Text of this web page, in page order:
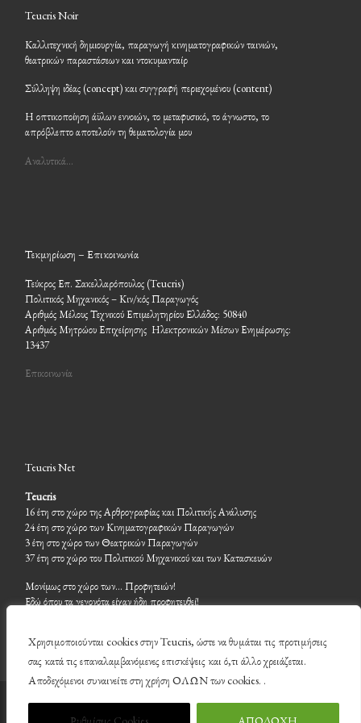
Χρησιμοποιούνται cookies στην Teucris, ώστε να θυμάται τις προτιμήσεις
σας κατά τις επαναλαμβανόμενες επισκέψεις και ό,τι άλλο χρειάζεται.
Αποδεχόμενοι συναινείτε στη χρήση ΟΛΩΝ των cookies. .
Teucris Noir
Καλλιτεχνική δημιουργία, παραγωγή κινηματογραφικών ταινιών,
θεατρικών παραστάσεων και ντοκυμανταίρ
Σύλληψη ιδέας (concept) και συγγραφή περιεχομένου (content)
Η οπτικοποίηση άϋλων εννοιών, το μεταφυσικό, το άγνωστο, το
απρόβλεπτο αποτελούν τη θεματολογία μου
Αναλυτικά…
Τεκμηρίωση – Επικοινωνία
Τεύκρος Επ. Σακελλαρόπουλος (Teucris)
Πολιτικός Μηχανικός – Κιν/κός Παραγωγός
Αριθμός Μέλους Τεχνικού Επιμελητηρίου Ελλάδος: 50840
Αριθμός Μητρώου Επιχείρησης Ηλεκτρονικών Μέσων Ενημέρωσης:
13437
Επικοινωνία
Teucris Net
Teucris
16 έτη στο χώρο της Αρθρογραφίας και Πολιτικής Ανάλυσης
24 έτη στο χώρο των Κινηματογραφικών Παραγωγών
3 έτη στο χώρο των Θεατρικών Παραγωγών
37 έτη στο χώρο του Πολιτικού Μηχανικού και των Κατασκευών
Μονίμως στο χώρο των… Προφητειών!
Εδώ όπου τα γεγονότα είχαν ήδη προφητευθεί!
© 2026Teucris– Με επιφύλαξη παντός δικαιώματος